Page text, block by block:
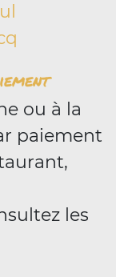
ou à la
paiement
les